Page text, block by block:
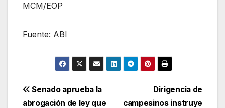
MCM/EOP
Fuente: ABI
Navegación
Dirigencia de
campesinos instruye
Senado aprueba la
abrogación de ley que